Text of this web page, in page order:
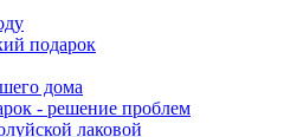
подарок
дома
- решение проблем
лаковой